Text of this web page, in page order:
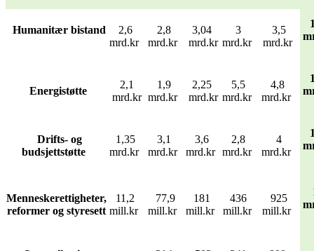
Humanitær bistand
2,6
mrd.kr
2,8
mrd.kr
3,04
mrd.kr
3
mrd.kr
3,5
mrd.kr
Energistøtte
2,1
mrd.kr
1,9
mrd.kr
2,25
mrd.kr
5,5
mrd.kr
4,8
mrd.kr
Drifts- og
budsjettstøtte
1,35
mrd.kr
3,1
mrd.kr
3,6
mrd.kr
2,8
mrd.kr
4
mrd.kr
Menneskerettigheter,
reformer og styresett
11,2
mill.kr
77,9
mill.kr
181
mill.kr
436
mill.kr
925
mill.kr